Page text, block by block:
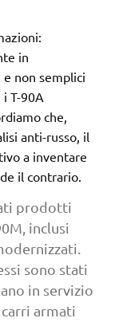
in
non semplici
T-90A
che,
anti-russo, il
a inventare
il contrario.
prodotti
inclusi
sono stati
in servizio
armati